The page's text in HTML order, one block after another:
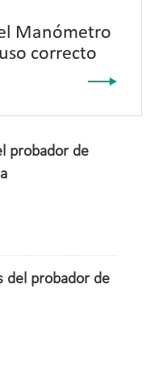
Manómetro
correcto
probador de
del probador de